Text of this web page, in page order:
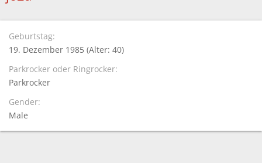
Geburtstag
19. Dezember 1985 (Alter: 40)
Parkrocker oder Ringrocker
Parkrocker
Gender
Male